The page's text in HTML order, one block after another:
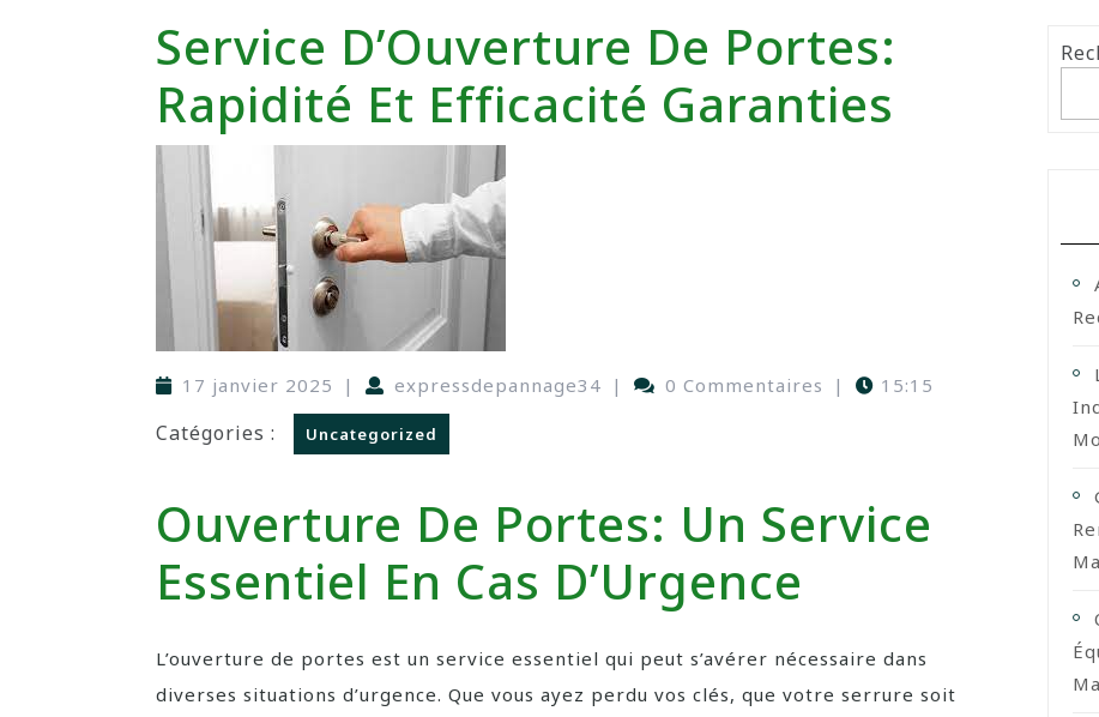
Service D’Ouverture De Portes:
Rapidité Et Efficacité Garanties
17 janvier 2025 | expressdepannage34 | 0 Commentaires | 15:15
Catégories : Uncategorized
Ouverture De Portes: Un Service
Essentiel En Cas D’Urgence
L’ouverture de portes est un service essentiel qui peut s’avérer nécessaire dans
diverses situations d’urgence. Que vous ayez perdu vos clés, que votre serrure soit